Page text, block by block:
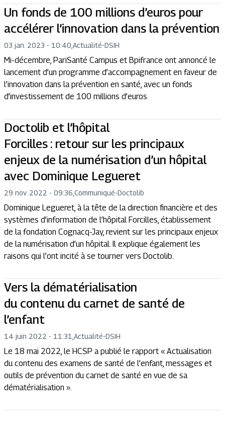
Un fonds de 100 millions d’euros pour
accélérer l’innovation dans la prévention
03 jan. 2023 - 10:40 Actualité-DSIH
Mi-décembre, PariSanté Campus et Bpifrance ont annoncé le
lancement d’un programme d’accompagnement en faveur de
l’innovation dans la prévention en santé, avec un fonds
d’investissement de 100 millions d’euros.
Doctolib et l’hôpital
Forcilles : retour sur les principaux
enjeux de la numérisation d’un hôpital
avec Dominique Legueret
29 nov. 2022 - 09:36 Communiqué-Doctolib
Dominique Legueret, à la tête de la direction financière et des
systèmes d’information de l’hôpital Forcilles, établissement
de la fondation Cognacq-Jay, revient sur les principaux enjeux
de la numérisation d’un hôpital. Il explique également les
raisons qui l’ont incité à se tourner vers Doctolib.
Vers la dématérialisation
du contenu du carnet de santé de
l’enfant
14 juin 2022 - 11:31 Actualité-DSIH
Le 18 mai 2022, le HCSP a publié le rapport « Actualisation
du contenu des examens de santé de l’enfant, messages et
outils de prévention du carnet de santé en vue de sa
dématérialisation ».